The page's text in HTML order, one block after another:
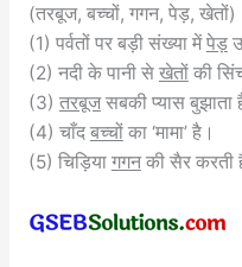
(तरबूज, बच्चों, गगन, पेड़, खेतों)
(1) पर्वतों पर बड़ी संख्या मेंपेड़
(2) नदी के पानी से खेतोंकी
(3) तरबूजसबकी प्यास बुझाता
(4) चाँद बच्चोंका ‘मामा’ है।
(5) चिड़िया गगनकी सैर करती